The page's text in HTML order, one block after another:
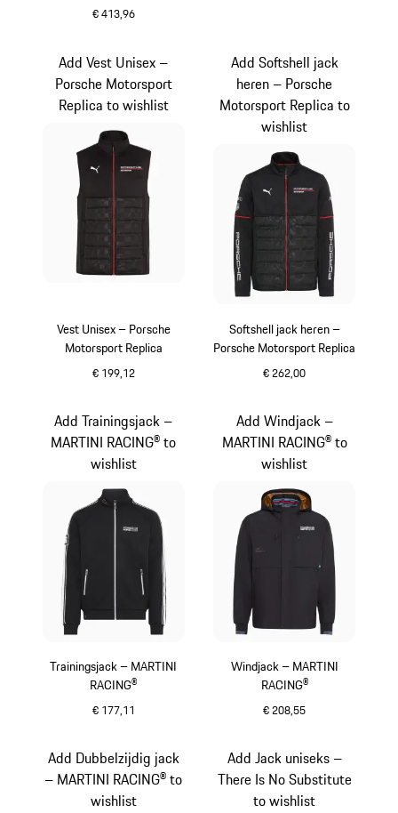
€ 413,96
Vest Unisex – Porsche
Motorsport Replica
€ 199,12
Add Vest Unisex –
Porsche Motorsport
Replica to wishlist
Softshell jack heren –
Porsche Motorsport Replica
€ 262,00
Add Softshell jack
heren – Porsche
Motorsport Replica to
wishlist
Trainingsjack – MARTINI
RACING®
€ 177,11
Add Trainingsjack –
MARTINI RACING® to
wishlist
Windjack – MARTINI
RACING®
€ 208,55
Add Windjack –
MARTINI RACING® to
wishlist
Add Dubbelzijdig jack
– MARTINI RACING® to
wishlist
Add Jack uniseks –
There Is No Substitute
to wishlist